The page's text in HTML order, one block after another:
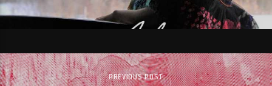
PREVIOUS POST